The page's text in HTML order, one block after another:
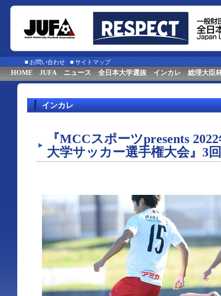
■ お問い合わせ ■ サイトマップ
HOME JUFA ニュース 全日本大学選抜 インカレ 総理大臣
インカレ
『MCCスポーツpresents
⼤学サッカー選⼿権⼤会』3